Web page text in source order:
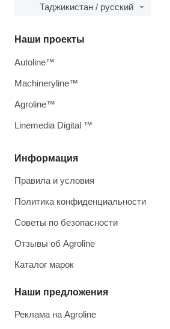
Таджикистан / русский
Информация
Правила и условия
Политика конфиденциальности
Советы по безопасности
Отзывы об Agroline
Каталог марок
Наши предложения
Реклама на Agroline
Наши проекты
Autoline™
Machineryline™
Agroline™
Linemedia Digital ™